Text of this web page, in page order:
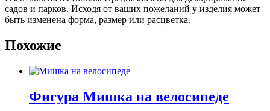
садов и парков. Исходя от ваших пожеланий у изделия может
быть изменена форма, размер или расцветка.
Похожие
Фигура Мишка на велосипеде